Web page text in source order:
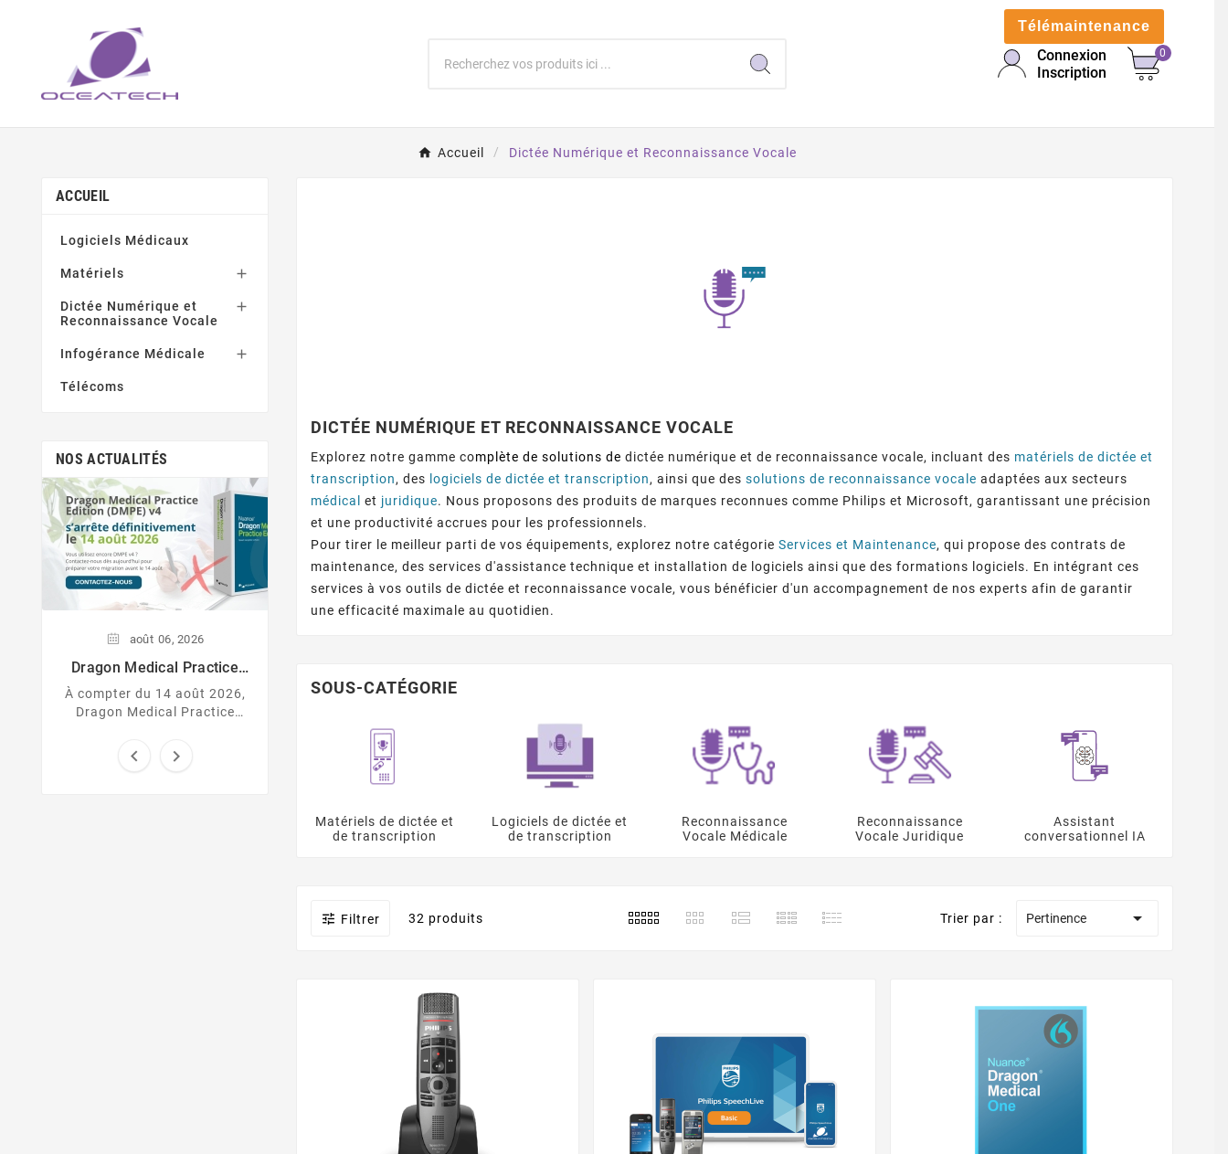
Connexion
Inscription
0
Accueil Dictée Numérique et Reconnaissance Vocale
ACCUEIL
Logiciels Médicaux
Matériels 
Dictée Numérique et
Reconnaissance Vocale

Infogérance Médicale 
Télécoms
NOS ACTUALITÉS
août 06, 2026
Dragon Medical Practice
Définitivement Le 14 Août
2026
À compter du 14 août 2026,
Dragon Medical Practice
DMPE v4, cessera
définitivement de fonctionner.
juil. 15, 2026
Microsoft Dragon Copilot
Transforme La Manière Dont
Les Professionnels De Santé
Réalisent Leur
Documentation !
Découvrez cette nouvelle
génération d’assistance
démonstration personnalisée,
mars 07,2026
Nouvelles Fonctionnalités
Doctolib Pour Les
Chirurgiens !
Découvrez en avant-première
les nouvelles fonctionnalités
juin 10, 2025
La Carte Vitale Numérique
Poursuit Son Extension Vers
Une Couverture Nationale
Facilitée par le e-Lecteur
avril 04,2025
Dragon Copilot – Premier
Assistant Vocal IA Unifié À
Destination Des Soignants
Dragon Copilot, l’assistant IA
de Microsoft qui transforme la
productivité et les soins de
 
DICTÉE NUMÉRIQUE ET RECONNAISSANCE VOCALE
Explorez notre gamme complète de solutions de dictée numérique et de reconnaissance vocale, incluant des matériels de dictée et
transcription, des logiciels de dictée et transcription, ainsi que dessolutions de reconnaissance vocale adaptées aux secteurs
médical
et juridique. Nous proposons des produits de marques reconnues comme Philips et Microsoft, garantissant une précision
et une productivité accrues pour les professionnels.
Pour tirer le meilleur parti de vos équipements, explorez notre catégorieServices et Maintenance, qui propose des contrats de
maintenance, des services d'assistance technique et installation de logiciels ainsi que des formations logiciels. En intégrant ces
services à vos outils de dictée et reconnaissance vocale, vous bénéficier d'un accompagnement de nos experts afin de garantir
une efficacité maximale au quotidien.
SOUS-CATÉGORIE
Matériels de dictée et
de transcription
Logiciels de dictée et
de transcription
Reconnaissance
Vocale Médicale
Reconnaissance
Vocale Juridique
Assistant
conversationnel IA
 Filtrer 32 produits Trier par : Pertinence 
Télémaintenance